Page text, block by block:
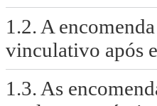
1.2. A
vinculativo após
1.3. As